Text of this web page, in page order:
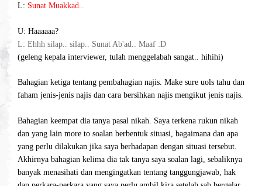
L: Sunat Muakkad..
U: Haaaaaa?
L: Ehhh silap.. silap.. Sunat Ab'ad.. Maaf :D
(geleng kepala interviewer, tulah menggelabah sangat.. hihihi)
Bahagian ketiga tentang pembahagian najis. Make sure uols tahu dan
faham jenis-jenis najis dan cara bersihkan najis mengikut jenis najis.
Bahagian keempat dia tanya pasal nikah. Saya terkena rukun nikah
dan yang lain more to soalan berbentuk situasi, bagaimana dan apa
yang perlu dilakukan jika saya berhadapan dengan situasi tersebut.
Akhirnya bahagian kelima dia tak tanya saya soalan lagi, sebaliknya
banyak menasihati dan mengingatkan tentang tanggungjawab, hak